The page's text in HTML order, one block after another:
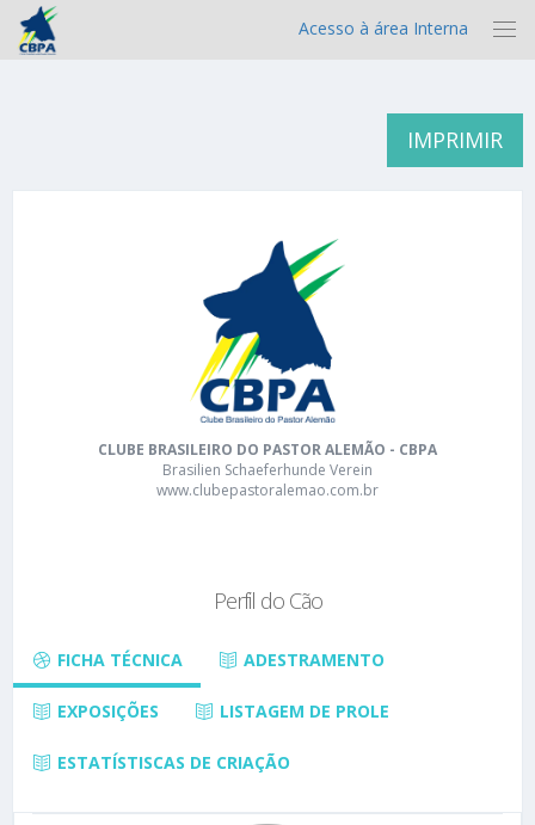
Acesso à área Interna
IMPRIMIR
CLUBE BRASILEIRO DO PASTOR ALEMÃO - CBPA
Brasilien Schaeferhunde Verein
www.clubepastoralemao.com.br
Perfil do Cão
FICHA TÉCNICA ADESTRAMENTO
EXPOSIÇÕES LISTAGEM DE PROLE
ESTATÍSTISCAS DE CRIAÇÃO